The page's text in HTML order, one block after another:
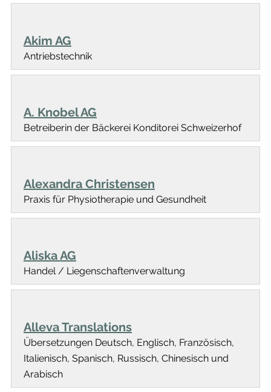
Akim AG
Antriebstechnik
A. Knobel AG
Betreiberin der Bäckerei Konditorei Schweizerhof
Alexandra Christensen
Praxis für Physiotherapie und Gesundheit
Aliska AG
Handel / Liegenschaftenverwaltung
Alleva Translations
Übersetzungen Deutsch, Englisch, Französisch,
Italienisch, Spanisch, Russisch, Chinesisch und
Arabisch